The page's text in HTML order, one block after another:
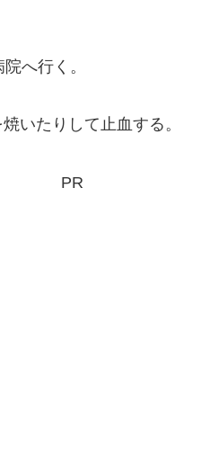
へ行く。
いたりして止血する。
PR